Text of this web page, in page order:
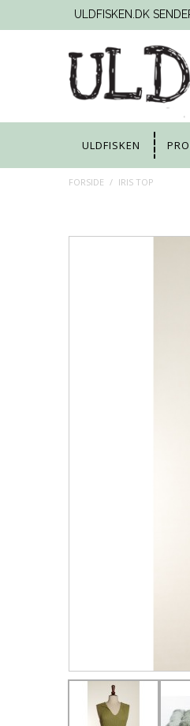
ULDFISKEN.DK
ULDFISKEN
FORSIDE / IRIS TOP